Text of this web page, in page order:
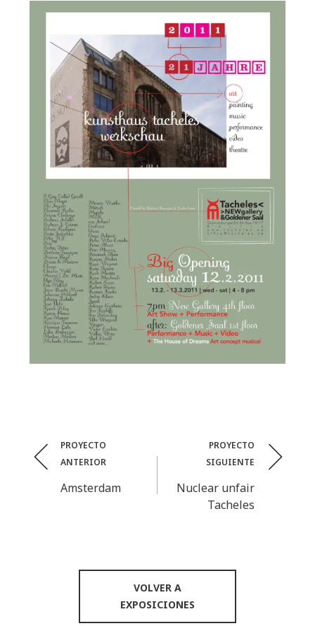
Post
navigation
PROYECTO
ANTERIOR
Amsterdam
PROYECTO
SIGUIENTE
Nuclear unfair
Tacheles
VOLVER A
EXPOSICIONES